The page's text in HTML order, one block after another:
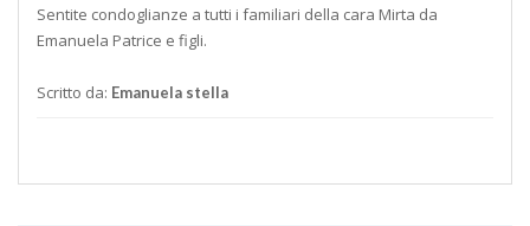
Sentite condoglianze a tutti i familiari della cara Mirta da
Emanuela Patrice e figli.
Scritto da: Emanuela stella